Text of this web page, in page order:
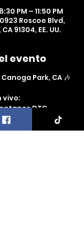
PM – 11:50 PM
Roscoe Blvd,
91304, EE. UU.
evento
Park, CA 🎶
vivo:
DTC
del Valle